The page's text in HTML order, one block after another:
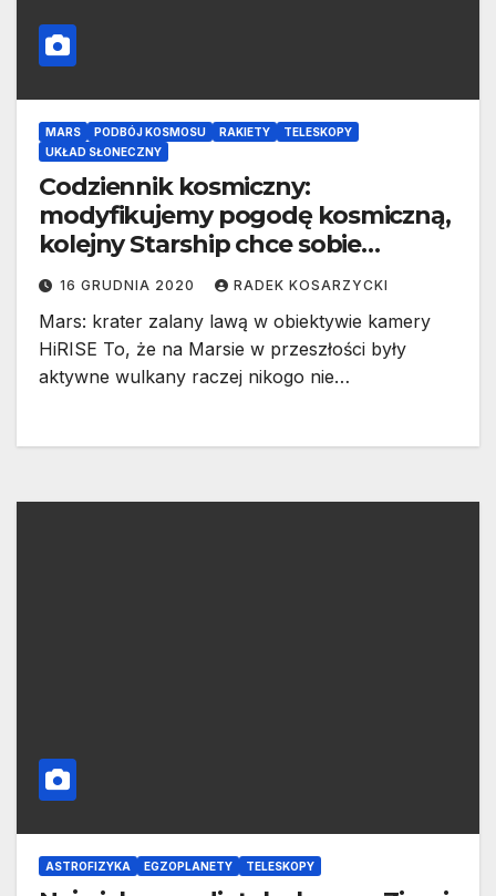
MARS PODBÓJ KOSMOSU RAKIETY
TELESKOPY
UKŁAD SŁONECZNY
Codziennik kosmiczny:
modyfikujemy pogodę kosmiczną,
kolejny Starship chce sobie
podskoczyć
16 GRUDNIA 2020 RADEK KOSARZYCKI
Mars: krater zalany lawą w obiektywie kamery
HiRISE To, że na Marsie w przeszłości były
aktywne wulkany raczej nikogo nie…
ASTROFIZYKA EGZOPLANETY TELESKOPY